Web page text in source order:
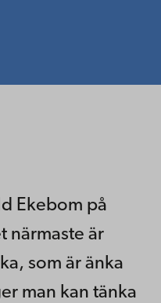
Ekebom på
närmaste är
som är änka
man kan tänka